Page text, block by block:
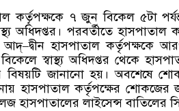
কর্তৃপক্ষকে ৭ জুন বিকেল ৫টা
অধিদপ্তর। পরবর্তীতে হাসপাতাল
আদ্–দ্বীন হাসপাতাল কর্তৃপক্ষকে
স্বাস্থ্য অধিদপ্তর থেকে
বিষয়টি জানানো হয়। অবশেষে
হাসপাতাল কর্তৃপক্ষের শোকজের
হাসপাতালের লাইসেন্স বাতিলের